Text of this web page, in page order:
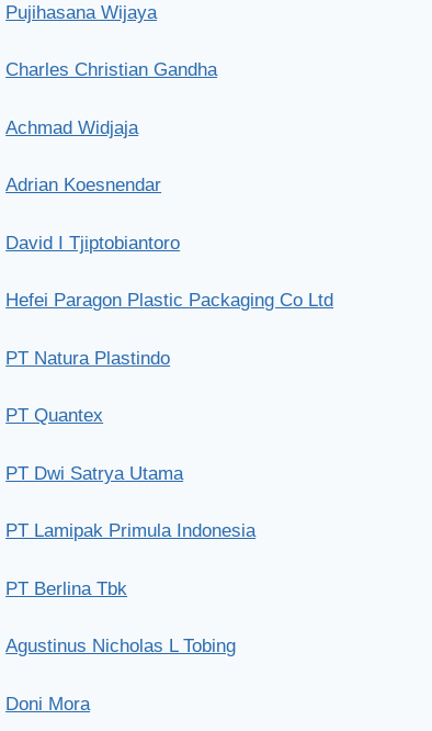
Senin, 27 Mei 2019
Pujihasana Wijaya
Charles Christian Gandha
Achmad Widjaja
Adrian Koesnendar
David I Tjiptobiantoro
Hefei Paragon Plastic Packaging Co Ltd
PT Natura Plastindo
PT Quantex
PT Dwi Satrya Utama
PT Lamipak Primula Indonesia
PT Berlina Tbk
Agustinus Nicholas L Tobing
Doni Mora